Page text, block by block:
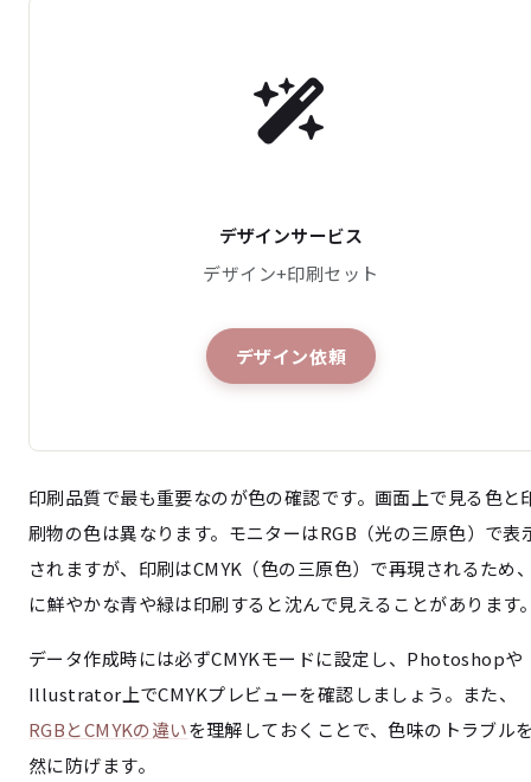
デザインサービス
デザイン+印刷セット
デザイン依頼
印刷品質で最も重要なのが色の確認です。画面上で見る色と
刷物の色は異なります。モニターはRGB（光の三原色）で表
されますが、印刷はCMYK（色の三原色）で再現されるため
に鮮やかな青や緑は印刷すると沈んで見えることがあります
データ作成時には必ずCMYKモードに設定し、Photoshopや
Illustrator上でCMYKプレビューを確認しましょう。また、
RGBとCMYKの違いを理解しておくことで、色味のトラブル
然に防げます。